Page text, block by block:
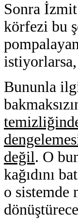
Sonra
körfezi bu
Bununla
değil. O
kağıdını
o sistemde